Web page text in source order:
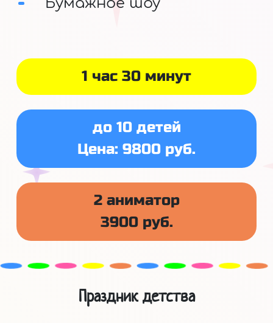
1 час 30 минут
до 10 детей
Цена: 9800 руб.
2 аниматор
3900 руб.
Праздник детства